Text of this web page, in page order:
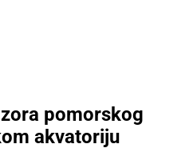
pomorskog
akvatoriju